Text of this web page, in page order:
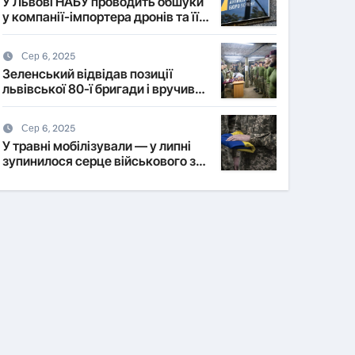
у компанії-імпортера дронів та її
власника
Сер 6, 2025
Зеленський відвідав позиції
львівської 80-ї бригади і вручив
нагороди військовим
Сер 6, 2025
У травні мобілізували — у липні
зупинилося серце військового з